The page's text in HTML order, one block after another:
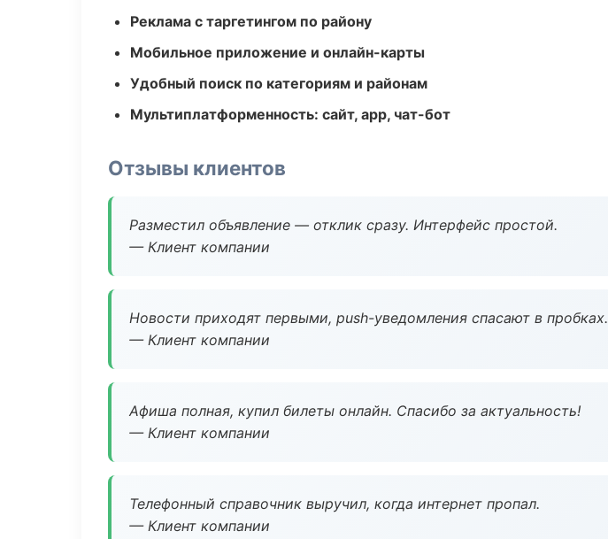
Реклама с таргетингом по району
Мобильное приложение и онлайн-карты
Удобный поиск по категориям и районам
Мультиплатформенность: сайт, app, чат-бот
Отзывы клиентов
Разместил объявление — отклик сразу. Интерфейс простой.
— Клиент компании
Новости приходят первыми, push-уведомления спасают в пробках.
— Клиент компании
Афиша полная, купил билеты онлайн. Спасибо за актуальность!
— Клиент компании
Телефонный справочник выручил, когда интернет пропал.
— Клиент компании